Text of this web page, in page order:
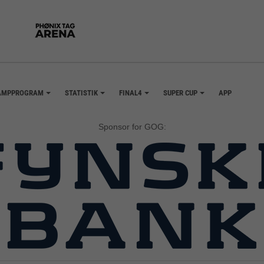
STATISTIK FINAL4 SUPER CUP APP
Sponsor for GOG: